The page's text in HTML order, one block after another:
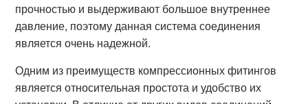
прочностью и выдерживают большое внутреннее
давление, поэтому данная система соединения
является очень надежной.
Одним из преимуществ компрессионных фитингов
является относительная простота и удобство их